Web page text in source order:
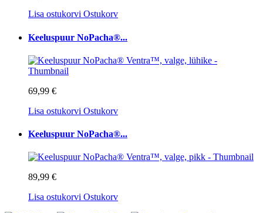
Lisa ostukorvi Ostukorv
Keeluspuur NoPacha®...
69,99 €
Lisa ostukorvi Ostukorv
Keeluspuur NoPacha®...
89,99 €
Lisa ostukorvi Ostukorv